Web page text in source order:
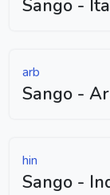
Sango -
arb
Sango -
hin
Sango -